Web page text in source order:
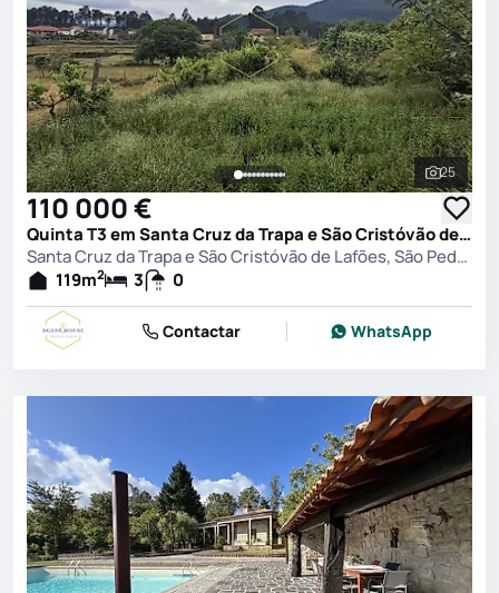
Ver
25
110 000 €
Quinta T3 em Santa Cruz da Trapa e São Cristóvão de Lafões, São Pedro do Sul
Santa Cruz da Trapa e São Cristóvão de Lafões, São Pedro do Sul
119m2 3 0
Contactar WhatsApp